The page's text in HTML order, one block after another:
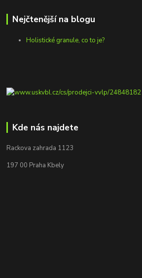
Nejčtenější na blogu
Holistické granule, co to je?
Kde nás najdete
Rackova zahrada 1123
197 00 Praha Kbely